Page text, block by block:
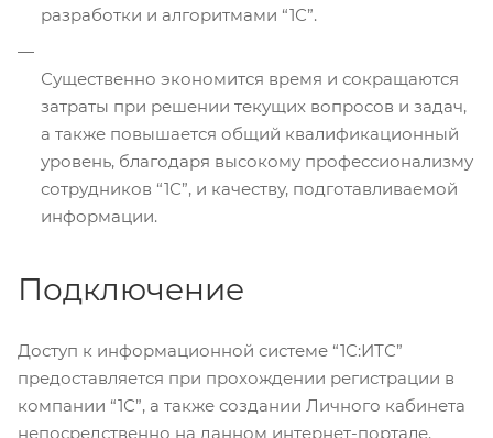
разработки и алгоритмами “1С”.
Существенно экономится время и сокращаются
затраты при решении текущих вопросов и задач,
а также повышается общий квалификационный
уровень, благодаря высокому профессионализму
сотрудников “1С”, и качеству, подготавливаемой
информации.
Подключение
Доступ к информационной системе “1С:ИТС”
предоставляется при прохождении регистрации в
компании “1С”, а также создании Личного кабинета
непосредственно на данном интернет-портале.